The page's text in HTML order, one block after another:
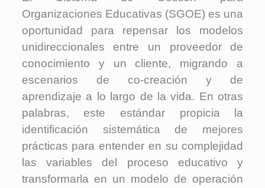
Organizaciones Educativas (SGOE) es una
oportunidad para repensar los modelos
unidireccionales entre un proveedor de
conocimiento y un cliente, migrando a
escenarios de co-creación y de
aprendizaje a lo largo de la vida. En otras
palabras, este estándar propicia la
identificación sistemática de mejores
prácticas para entender en su complejidad
las variables del proceso educativo y
transformarla en un modelo de operación